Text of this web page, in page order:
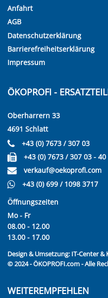
Anfahrt
AGB
Datenschutzerklärung
Barrierefreiheitserklärung
Impressum
ÖKOPROFI -
Oberharrern 33
4691 Schlatt
+43 (0) 7673 / 307 03
+43 (0) 7673 / 307 03 - 40
verkauf@oekoprofi.com
+43 (0) 699 / 1098 3717
Öffnungszeiten
Mo - Fr
08.00 - 12.00
13.00 - 17.00
Design & Umsetzung: IT-Center &
© 2024 - ÖKOPROFI.com - Alle
WEITEREMPFEHLEN